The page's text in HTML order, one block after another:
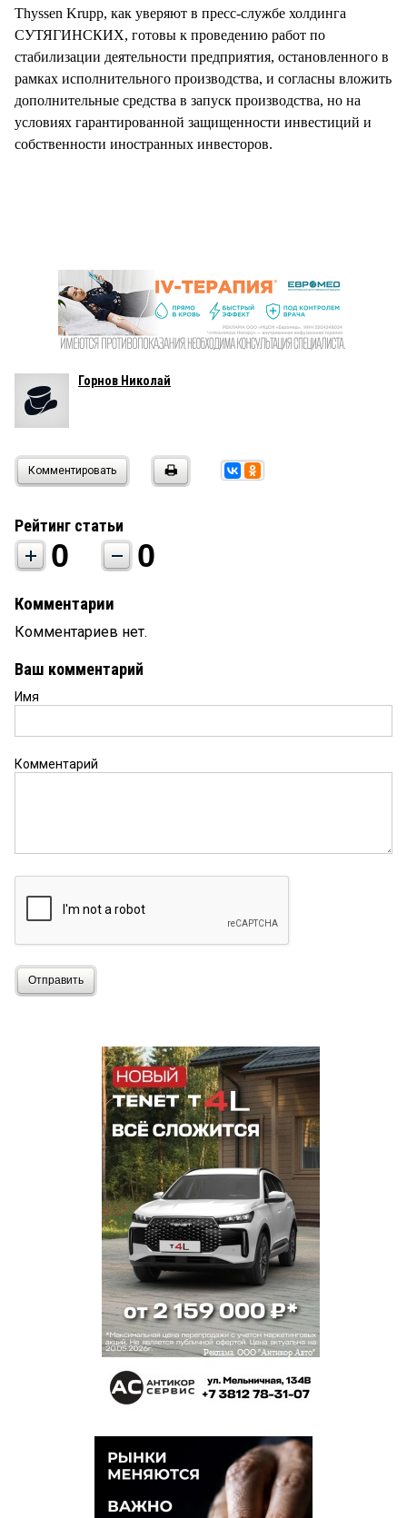
Thyssen Krupp, как уверяют в пресс-службе холдинга
СУТЯГИНСКИХ, готовы к проведению работ по
стабилизации деятельности предприятия, остановленного в
рамках исполнительного производства, и согласны вложить
дополнительные средства в запуск производства, но на
условиях гарантированной защищенности инвестиций и
собственности иностранных инвесторов.
Горнов Николай
Комментировать
Рейтинг статьи
0 0
Комментарии
Комментариев нет.
Ваш комментарий
Имя
Комментарий
Отправить